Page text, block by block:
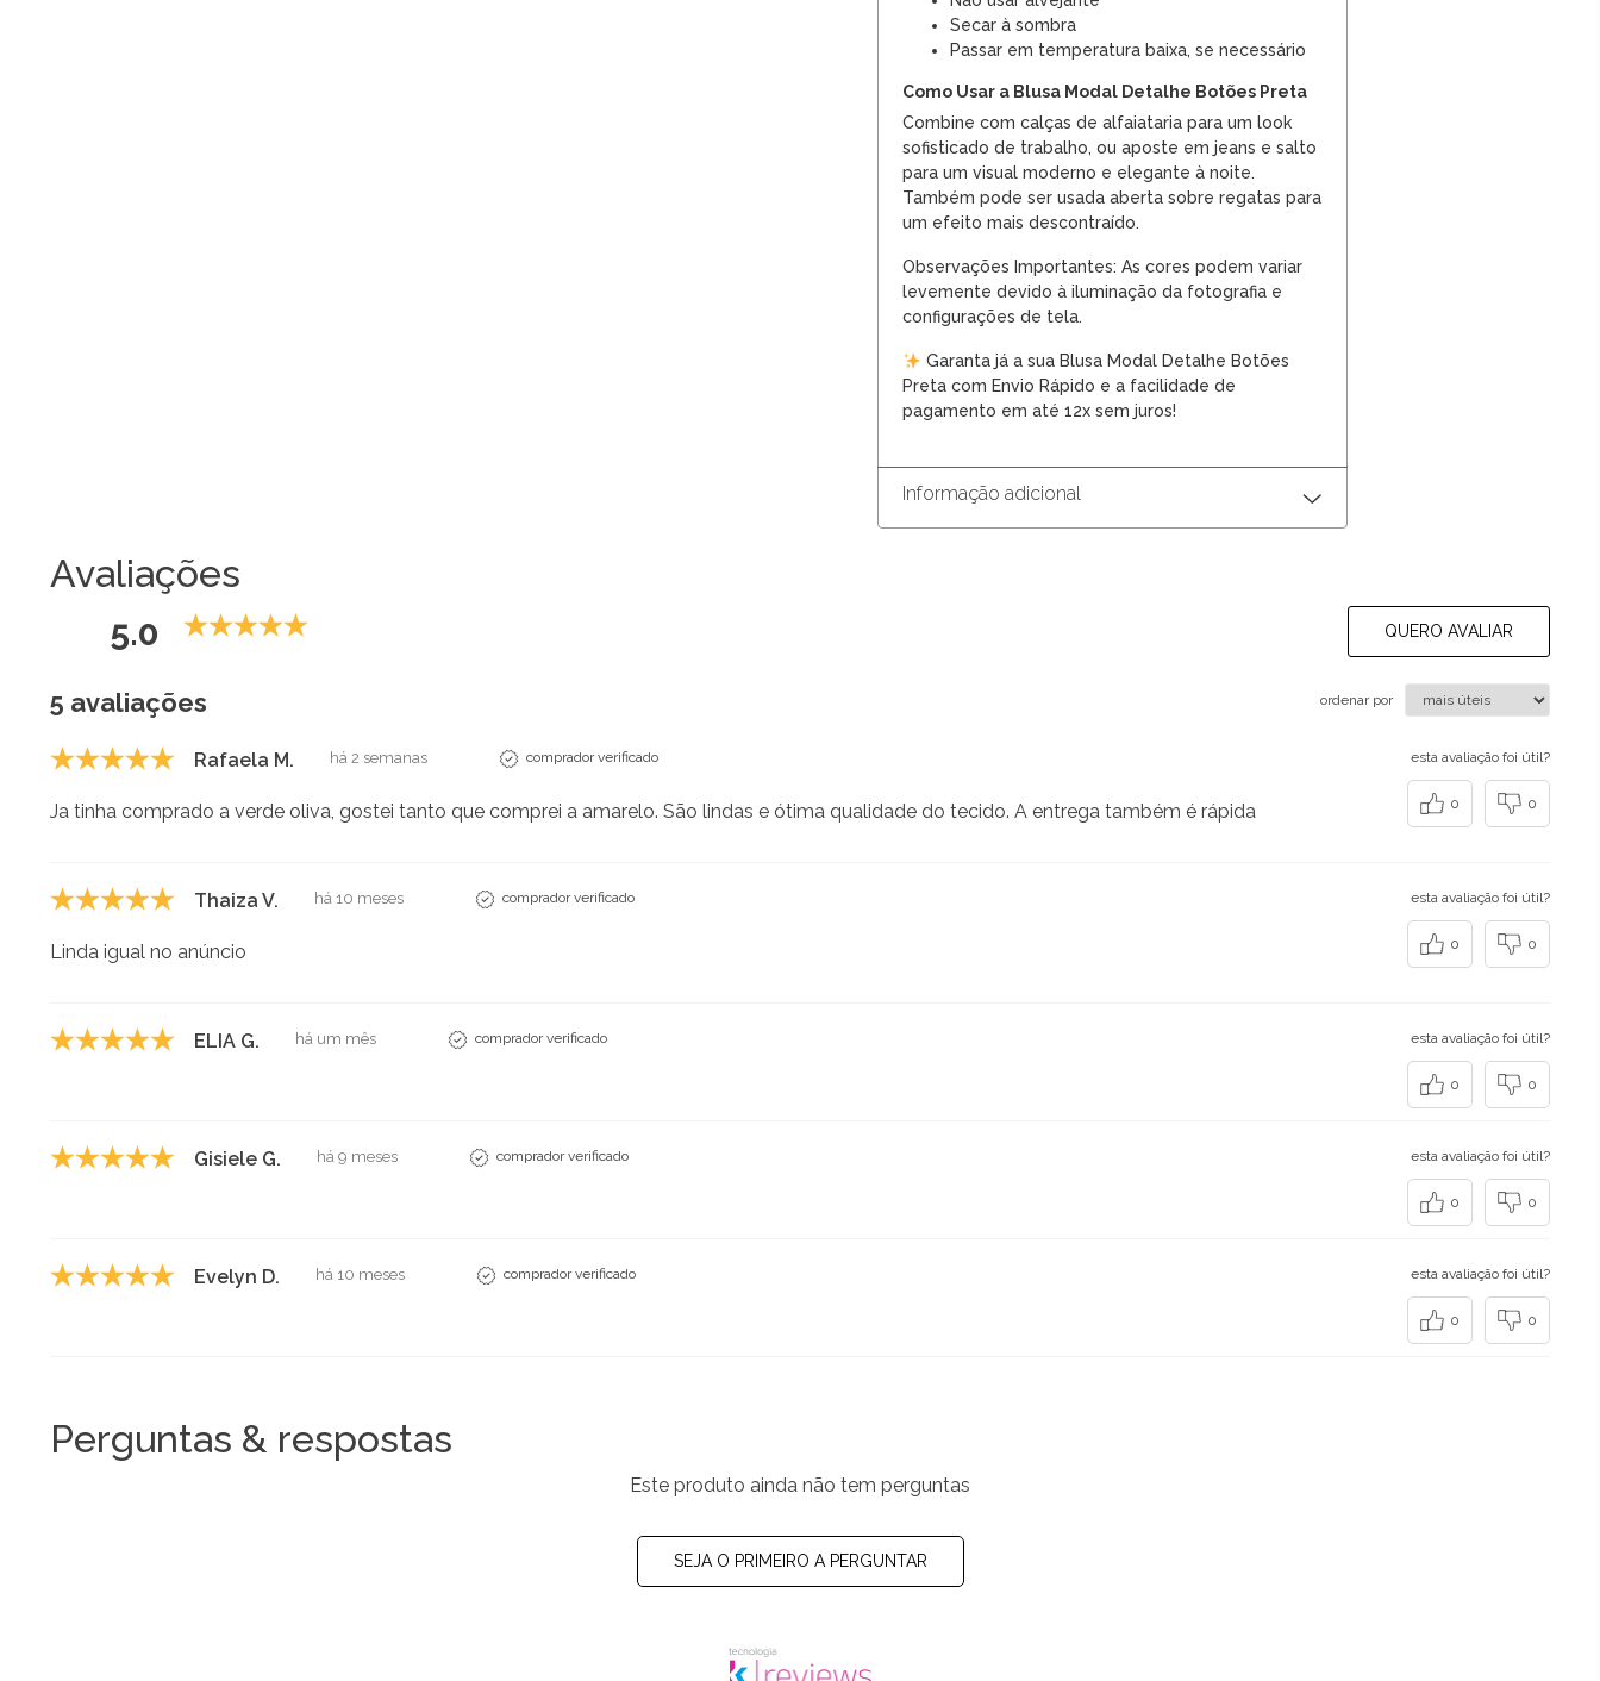
Secar à sombra
Passar em temperatura baixa, se necessário
Como Usar a Blusa Modal Detalhe Botões Preta
Combine com calças de alfaiataria para um look
sofisticado de trabalho, ou aposte em jeans e salto
para um visual moderno e elegante à noite.
Também pode ser usada aberta sobre regatas para
um efeito mais descontraído.
Observações Importantes: As cores podem variar
levemente devido à iluminação da fotografia e
configurações de tela.
Garanta já a sua Blusa Modal Detalhe Botões
Preta com Envio Rápido e a facilidade de
pagamento em até 12x sem juros!
Informação adicional
Avaliações
5.0 QUERO AVALIAR
5 avaliações ordenar por
Rafaela M. há 2 semanas comprador verificado
Ja tinha comprado a verde oliva, gostei tanto que comprei a amarelo. São lindas e ótima qualidade do tecido. A entrega também é rápida
esta avaliação foi útil?
0 0
Thaiza V. há 10 meses comprador verificado
Linda igual no anúncio
esta avaliação foi útil?
0 0
ELIA G. há um mês comprador verificado esta avaliação foi útil?
0 0
Gisiele G. há 9 meses comprador verificado esta avaliação foi útil?
0 0
Evelyn D. há 10 meses comprador verificado esta avaliação foi útil?
0 0
Perguntas & respostas
Este produto ainda não tem perguntas
SEJA O PRIMEIRO A PERGUNTAR